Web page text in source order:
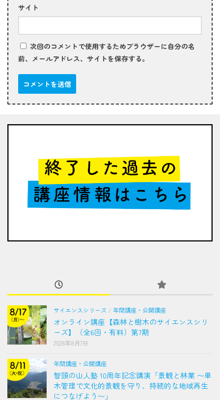
サイト
次回のコメントで使用するためブラウザーに自分の名
前、メールアドレス、サイトを保存する。
サイエンスシリーズ / 年間講座・公開講座
オンライン講座【森林と樹木のサイエンスシリ
ーズ】（全6回・有料）第7期
2026年8月7日
年間講座・公開講座
智頭の山人塾 10周年記念講演「景観と林業 〜単
木管理で文化的景観を守り、持続的な地域再生
につなげよう〜」